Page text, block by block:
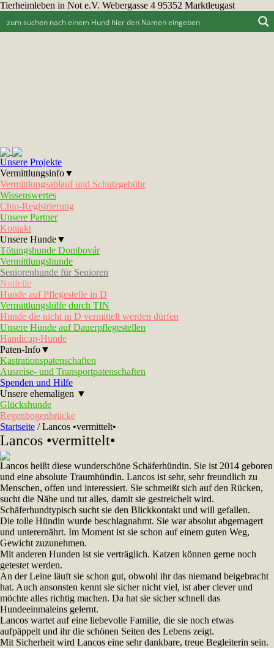
Tierheimleben in Not e.V. Webergasse 4 95352 Marktleugast
Unsere Projekte
Vermittlungsinfo▼
Vermittlungsablauf und Schutzgebühr
Wissenswertes
Chip-Registrierung
Unsere Partner
Kontakt
Unsere Hunde▼
Tötungshunde Dombovár
Vermittlungshunde
Seniorenhunde für Senioren
Notfelle
Hunde auf Pflegestelle in D
Vermittlungshilfe durch TIN
Hunde die nicht in D vermittelt werden dürfen
Unsere Hunde auf Dauerpflegestellen
Handicap-Hunde
Paten-Info▼
Kastrationspatenschaften
Ausreise- und Transportpatenschaften
Spenden und Hilfe
Unsere ehemaligen ▼
Glückshunde
Regenbogenbrücke
Startseite /Lancos •vermittelt•
Lancos •vermittelt•
Lancos heißt diese wunderschöne Schäferhündin. Sie ist 2014 geboren
und eine absolute Traumhündin. Lancos ist sehr, sehr freundlich zu
Menschen, offen und interessiert. Sie schmeißt sich auf den Rücken,
sucht die Nähe und tut alles, damit sie gestreichelt wird.
Schäferhundtypisch sucht sie den Blickkontakt und will gefallen.
Die tolle Hündin wurde beschlagnahmt. Sie war absolut abgemagert
und unterernährt. Im Moment ist sie schon auf einem guten Weg,
Gewicht zuzunehmen.
Mit anderen Hunden ist sie verträglich. Katzen können gerne noch
getestet werden.
An der Leine läuft sie schon gut, obwohl ihr das niemand beigebracht
hat. Auch ansonsten kennt sie sicher nicht viel, ist aber clever und
möchte alles richtig machen. Da hat sie sicher schnell das
Hundeeinmaleins gelernt.
Lancos wartet auf eine liebevolle Familie, die sie noch etwas
aufpäppelt und ihr die schönen Seiten des Lebens zeigt.
Mit Sicherheit wird Lancos eine sehr dankbare, treue Begleiterin sein.